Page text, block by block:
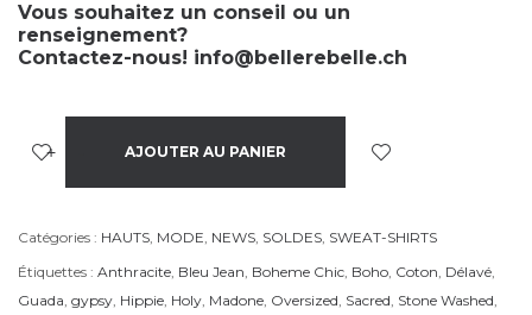
Vous souhaitez un conseil ou un
renseignement?
Contactez-nous! info@bellerebelle.ch
+ AJOUTER AU PANIER
Catégories : HAUTS, MODE, NEWS, SOLDES, SWEAT-SHIRTS
Étiquettes : Anthracite, Bleu Jean, Boheme Chic, Boho, Coton, Délavé,
Guada, gypsy, Hippie, Holy, Madone, Oversized, Sacred, Stone Washed,